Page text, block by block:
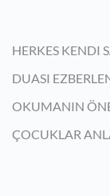
HERKES KENDI
DUASI
OKUMANIN
ÇOCUKLAR